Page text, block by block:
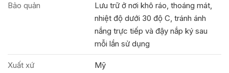
Bảo quản
Lưu trữ ở nơi khô ráo, thoáng mát,
nhiệt độ dưới 30 độ C, tránh ánh
nắng trực tiếp và đậy nắp ký sau
mỗi lần sử dụng
Xuất xứ Mỹ